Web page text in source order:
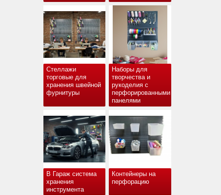
Стеллажи
торговые для
хранения швейной
фурнитуры
Наборы для
творчества и
рукоделия с
перфорированными
панелями
В Гараж система
хранения
инструмента
Контейнеры на
перфорацию